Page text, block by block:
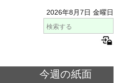
2026年8月7日 金曜日
今週の紙面